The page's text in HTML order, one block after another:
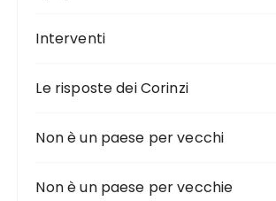
Interventi
Le risposte dei Corinzi
Non è un paese per vecchi
Non è un paese per vecchie